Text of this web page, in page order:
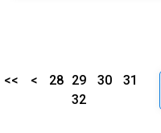
<< < 28 29 30
31
32